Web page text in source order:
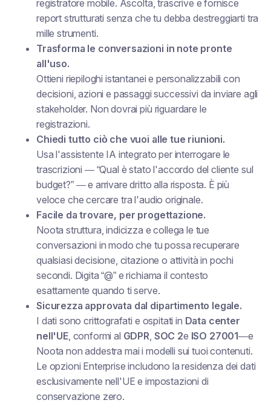
registratore mobile. Ascolta, trascrive e fornisce
report strutturati senza che tu debba destreggiarti tra
mille strumenti.
Trasforma le conversazioni in note pronte
all'uso.
Ottieni riepiloghi istantanei e personalizzabili con
decisioni, azioni e passaggi successivi da inviare agli
stakeholder. Non dovrai più riguardare le
registrazioni.
Chiedi tutto ciò che vuoi alle tue riunioni.
Usa l'assistente IA integrato per interrogare le
trascrizioni — “Qual è stato l'accordo del cliente sul
budget?” — e arrivare dritto alla risposta. È più
veloce che cercare tra l'audio originale.
Facile da trovare, per progettazione.
Noota struttura, indicizza e collega le tue
conversazioni in modo che tu possa recuperare
qualsiasi decisione, citazione o attività in pochi
secondi. Digita “@” e richiama il contesto
esattamente quando ti serve.
Sicurezza approvata dal dipartimento legale.
I dati sono crittografati e ospitati in Data center
nell'UE, conformi al GDPR, SOC 2e ISO 27001—e
Noota non addestra mai i modelli sui tuoi contenuti.
Le opzioni Enterprise includono la residenza dei dati
esclusivamente nell'UE e impostazioni di
conservazione zero.